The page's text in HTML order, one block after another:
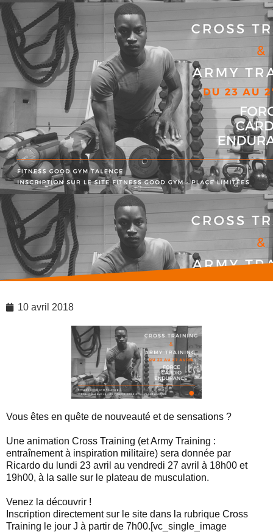
10 avril 2018
Vous êtes en quête de nouveauté et de sensations ?
Une animation Cross Training (et Army Training :
entraînement à inspiration militaire) sera donnée par
Ricardo du lundi 23 avril au vendredi 27 avril à 18h00 et
19h00, à la salle sur le plateau de musculation.
Venez la découvrir !
Inscription directement sur le site dans la rubrique Cross
Training le jour J à partir de 7h00.[vc_single_image